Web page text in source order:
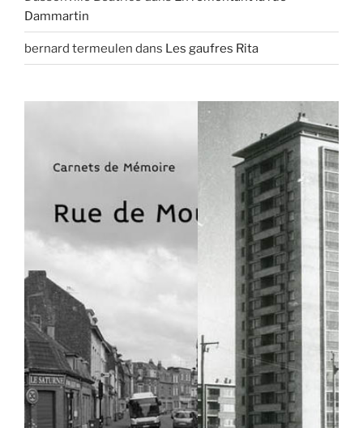
Dammartin
bernard termeulen dans Les gaufres Rita